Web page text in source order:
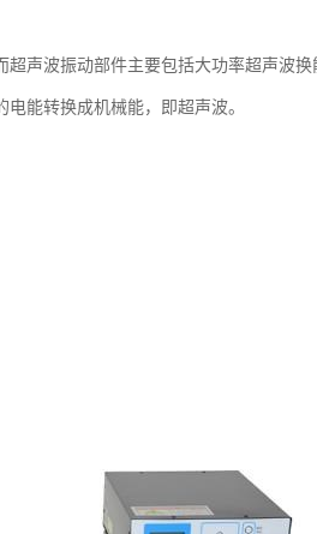
声波振动部件主要包括大功率超声波
能转换成机械能，即超声波。